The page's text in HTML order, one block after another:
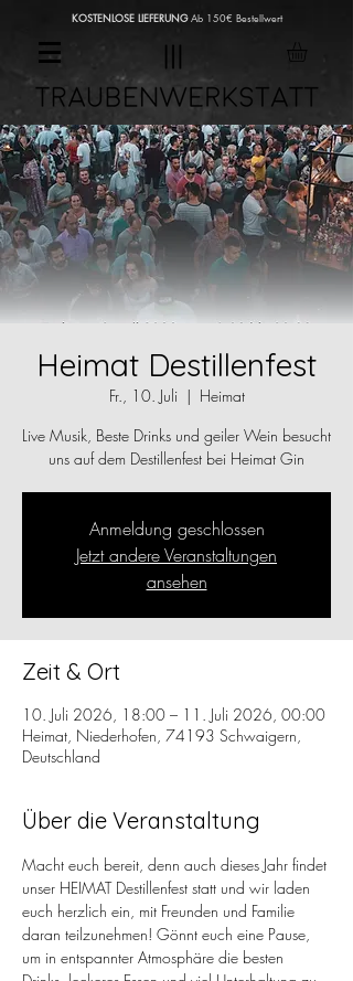
KOSTENLOSE LIEFERUNGAb 150€ Bestellwert
Heimat Destillenfest
Fr., 10. Juli
  |
Heimat
Live Musik, Beste Drinks und geiler Wein besucht
uns auf dem Destillenfest bei Heimat Gin
Anmeldung geschlossen
Jetzt andere Veranstaltungen
ansehen
Zeit & Ort
10. Juli 2026, 18:00 – 11. Juli 2026, 00:00
Heimat, Niederhofen, 74193 Schwaigern,
Deutschland
Über die Veranstaltung
Macht euch bereit, denn auch dieses Jahr findet
unser HEIMAT Destillenfest statt und wir laden
euch herzlich ein, mit Freunden und Familie
daran teilzunehmen! Gönnt euch eine Pause,
um in entspannter Atmosphäre die besten